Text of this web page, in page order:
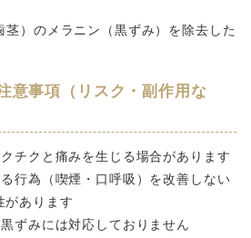
茎）のメラニン（黒ずみ）を除去した
意事項（リスク・副作用な
チクと痛みを生じる場合があります
行為（喫煙・口呼吸）を改善しない
があります
ずみには対応しておりません